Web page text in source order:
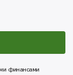
финансами